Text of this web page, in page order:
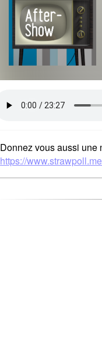
Donnez vous aussi une
https://